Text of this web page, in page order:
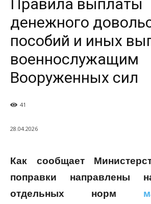
Правила выплаты
денежного
пособий и иных
военнослужащим
Вооруженных сил
41
28.04.2026
Как сообщает
поправки направлены
отдельных норм